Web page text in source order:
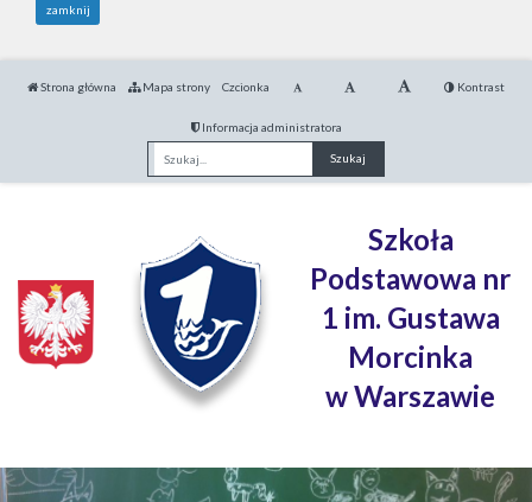
zamknij
Strona główna Mapa strony Czcionka Kontrast
Informacja administratora
Fraza
Szkoła
Podstawowa nr
1 im. Gustawa
Morcinka
w Warszawie